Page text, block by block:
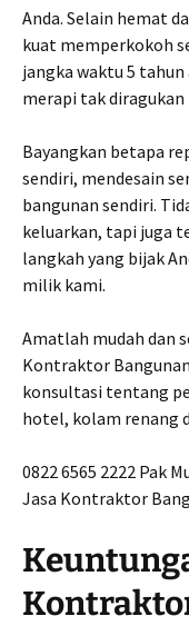
Anda. Selain hemat
kuat memperkokoh
jangka waktu 5
merapi tak
Bayangkan betapa
sendiri, mendesain
bangunan sendiri.
keluarkan, tapi juga
langkah yang bijak
milik kami.
Amatlah mudah dan
Kontraktor
konsultasi tentang
hotel, kolam renang
0822 6565 2222 Pak
Jasa Kontraktor